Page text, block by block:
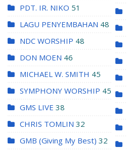
PDT. IR. NIKO 51
LAGU PENYEMBAHAN 48
NDC WORSHIP 48
DON MOEN 46
MICHAEL W. SMITH 45
SYMPHONY WORSHIP 45
GMS LIVE 38
CHRIS TOMLIN 32
GMB (Giving My Best) 32